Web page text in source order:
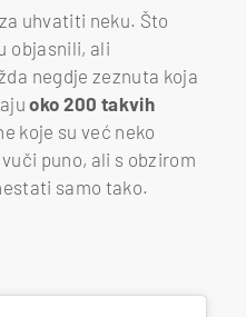
uhvatiti neku. Što
objasnili, ali
negdje zeznuta koja
oko 200 takvih
koje su već neko
puno, ali s obzirom
samo tako.